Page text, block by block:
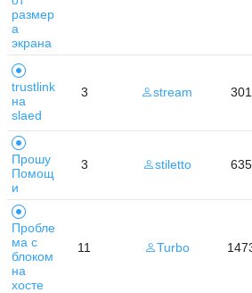
размер
а
экрана
trustlink
на
slaed
3 stream
Прошу
Помощ
и
3 stiletto
Пробле
ма с
блоком
на
хосте
11 Turbo